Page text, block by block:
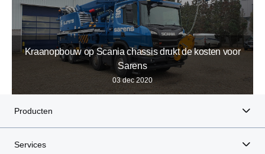
Kraanopbouw op Scania chassis drukt de kosten voor
Sarens
03 dec 2020
Producten
Services